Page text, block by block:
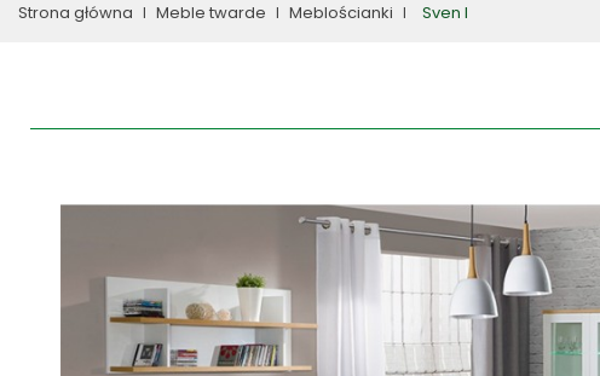
Strona główna Meble twarde Meblościanki Sven I